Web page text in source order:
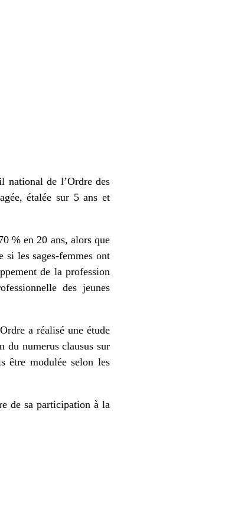
national de l’Ordre des
étalée sur 5 ans et
% en 20 ans, alors que
si les sages-femmes ont
de la profession
des jeunes
a réalisé une étude
du numerus clausus sur
être modulée selon les
de sa participation à la